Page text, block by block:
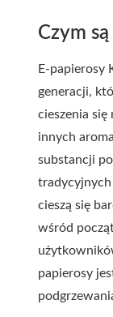
Czym
E-papierosy
generacji,
cieszenia
innych
substancji
cieszą się
wśród
papierosy